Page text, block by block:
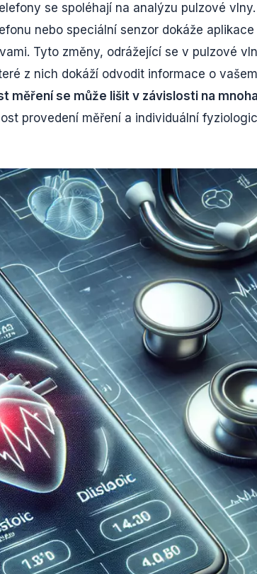
se spoléhají na analýzu pulzové
nebo speciální senzor dokáže aplikace
Tyto změny, odrážející se v pulzové
z nich dokáží odvodit informace o vašem
měření se může lišit v závislosti na mnoha
provedení měření a individuální